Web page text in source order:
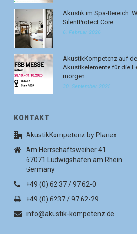
Akustik im Spa-Bereich:
SilentProtect Core
6. Februar 2026
AkustikKompetenz auf
Akustikelemente für die
morgen
30. September 2025
KONTAKT
AkustikKompetenz by Planex
Am Herrschaftsweiher 41
67071 Ludwigshafen am Rhein
Germany
+49 (0) 62 37 / 97 62-0
+49 (0) 6237 / 97 62-29
info@akustik-kompetenz.de